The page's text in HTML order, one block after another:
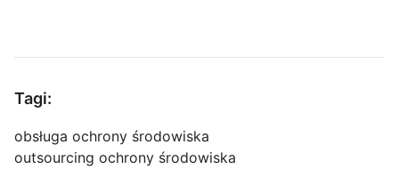
Tagi:
obsługa ochrony środowiska
outsourcing ochrony środowiska